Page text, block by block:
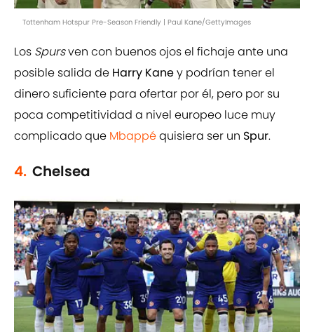
Tottenham Hotspur Pre-Season Friendly | Paul Kane/GettyImages
Los Spursven con buenos ojos el fichaje ante una
posible salida de Harry Kaney podrían tener el
dinero suficiente para ofertar por él, pero por su
poca competitividad a nivel europeo luce muy
complicado que Mbappéquisiera ser un Spur.
4. Chelsea